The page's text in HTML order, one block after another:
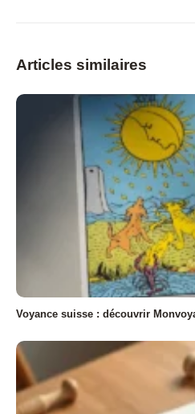
Articles similaires
Voyance suisse : découvrir